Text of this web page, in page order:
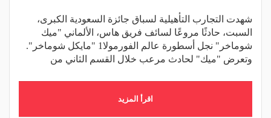
شهدت التجارب التأهيلية لسباق جائزة السعودية الكبرى،
السبت، حادثًا مروعًا لسائف فريق هاس، الألماني "ميك
شوماخر" نجل أسطورة عالم الفورمولا1 "مايكل شوماخر".
وتعرض "ميك" لحادث مرعب خلال القسم الثاني من
اقرأ المزيد